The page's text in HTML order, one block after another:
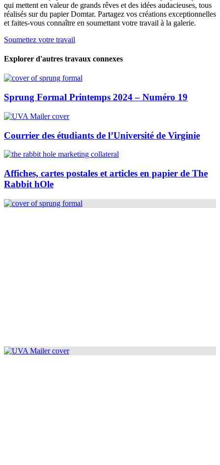
qui mettent en valeur de grands rêves et des idées audacieuses, tous
réalisés sur du papier Domtar. Partagez vos créations exceptionnelles
et faites-vous connaître en soumettant votre travail à la galerie.
Soumettez votre travail
Explorer d'autres travaux connexes
Sprung Formal Printemps 2024 – Numéro 19
Courrier des étudiants de l’Université de Virginie
Affiches, cartes postales et articles en papier de The
Rabbit hOle